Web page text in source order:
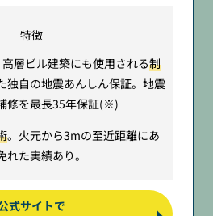
特徴
層ビル建築にも使用される制
独自の地震あんしん保証。地震
修を最長35年保証(※)
。火元から3mの至近距離にあ
た実績あり。
式サイトで